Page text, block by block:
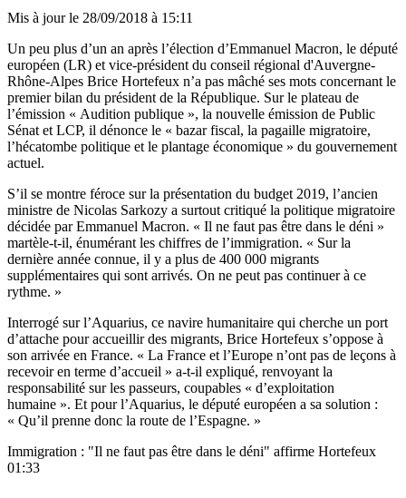
Mis à jour le 28/09/2018 à 15:11
Un peu plus d’un an après l’élection d’Emmanuel Macron, le député
européen (LR) et vice-président du conseil régional d'Auvergne-
Rhône-Alpes Brice Hortefeux n’a pas mâché ses mots concernant le
premier bilan du président de la République. Sur le plateau de
l’émission « Audition publique », la nouvelle émission de Public
Sénat et LCP, il dénonce le « bazar fiscal, la pagaille migratoire,
l’hécatombe politique et le plantage économique » du gouvernement
actuel.
S’il se montre féroce sur la présentation du budget 2019, l’ancien
ministre de Nicolas Sarkozy a surtout critiqué la politique migratoire
décidée par Emmanuel Macron. « Il ne faut pas être dans le déni »
martèle-t-il, énumérant les chiffres de l’immigration. « Sur la
dernière année connue, il y a plus de 400 000 migrants
supplémentaires qui sont arrivés. On ne peut pas continuer à ce
rythme. »
Interrogé sur l’Aquarius, ce navire humanitaire qui cherche un port
d’attache pour accueillir des migrants, Brice Hortefeux s’oppose à
son arrivée en France. « La France et l’Europe n’ont pas de leçons à
recevoir en terme d’accueil » a-t-il expliqué, renvoyant la
responsabilité sur les passeurs, coupables « d’exploitation
humaine ». Et pour l’Aquarius, le député européen a sa solution :
« Qu’il prenne donc la route de l’Espagne. »
Immigration : "Il ne faut pas être dans le déni" affirme Hortefeux
01:33